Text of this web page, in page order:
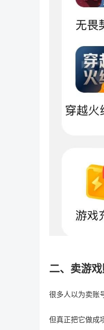
二、卖游戏
很多人以为卖账
但真正把它做成